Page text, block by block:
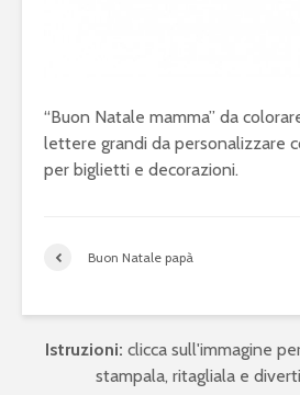
“Buon Natale mamma” da
lettere grandi da personalizzare
per biglietti e decorazioni.
Buon Natale papà
Istruzioni: clicca sull'immagine
stampala, ritagliala e